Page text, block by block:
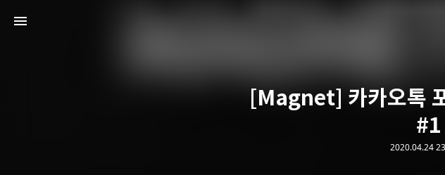
[Magnet] 카카오톡
#1
2020.04.24